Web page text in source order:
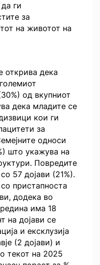
ги
за
на животот на
открива дека
од вкупниот
дека младите се
кои ги
за
односи
што укажува на
Повредите
57 дојави (21%).
пристапноста
додека во
има 18
на дојави се
и ексклузија
(2 дојави) и
текот на 2025